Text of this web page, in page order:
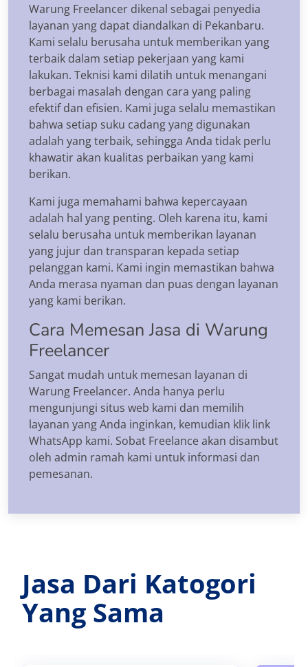
Warung Freelancer dikenal sebagai penyedia
layanan yang dapat diandalkan di Pekanbaru.
Kami selalu berusaha untuk memberikan yang
terbaik dalam setiap pekerjaan yang kami
lakukan. Teknisi kami dilatih untuk menangani
berbagai masalah dengan cara yang paling
efektif dan efisien. Kami juga selalu memastikan
bahwa setiap suku cadang yang digunakan
adalah yang terbaik, sehingga Anda tidak perlu
khawatir akan kualitas perbaikan yang kami
berikan.
Kami juga memahami bahwa kepercayaan
adalah hal yang penting. Oleh karena itu, kami
selalu berusaha untuk memberikan layanan
yang jujur dan transparan kepada setiap
pelanggan kami. Kami ingin memastikan bahwa
Anda merasa nyaman dan puas dengan layanan
yang kami berikan.
Cara Memesan Jasa di Warung
Freelancer
Sangat mudah untuk memesan layanan di
Warung Freelancer. Anda hanya perlu
mengunjungi situs web kami dan memilih
layanan yang Anda inginkan, kemudian klik link
WhatsApp kami. Sobat Freelance akan disambut
oleh admin ramah kami untuk informasi dan
pemesanan.
Jasa Dari Katogori
Yang Sama